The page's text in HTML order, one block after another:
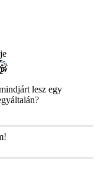
lesz egy